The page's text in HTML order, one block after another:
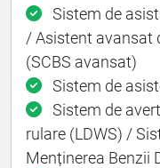
Sistem de
/ Asistent avansat
(SCBS avansat)
Sistem de
Sistem de
rulare (LDWS) /
Menținerea Benzii